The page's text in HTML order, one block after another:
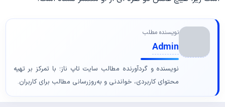
نویسنده مطلب
Admin
نویسنده و گردآورنده مطالب سایت تاپ ناز؛ با تمرکز بر تهیه
محتوای کاربردی، خواندنی و به‌روزرسانی مطالب برای کاربران.